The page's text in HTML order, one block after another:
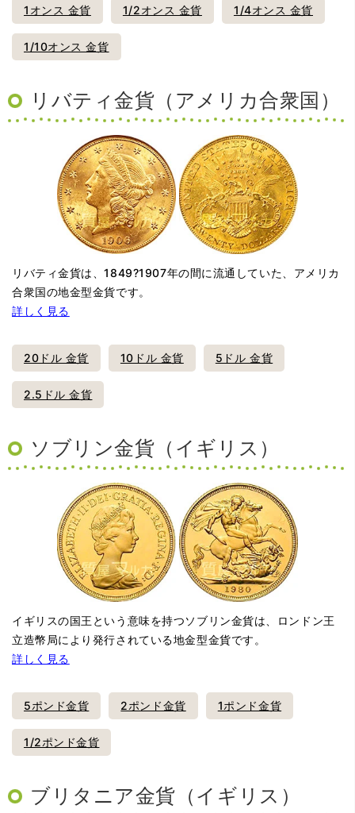
1オンス 金貨 1/2オンス 金貨 1/4オンス 金貨
1/10オンス 金貨
リバティ金貨（アメリカ合衆国）
リバティ金貨は、1849?1907年の間に流通していた、アメリカ
合衆国の地金型金貨です。
詳しく見る
20ドル 金貨 10ドル 金貨 5ドル 金貨
2.5ドル 金貨
ソブリン金貨（イギリス）
イギリスの国王という意味を持つソブリン金貨は、ロンドン王
立造幣局により発行されている地金型金貨です。
詳しく見る
5ポンド金貨 2ポンド金貨 1ポンド金貨
1/2ポンド金貨
ブリタニア金貨（イギリス）